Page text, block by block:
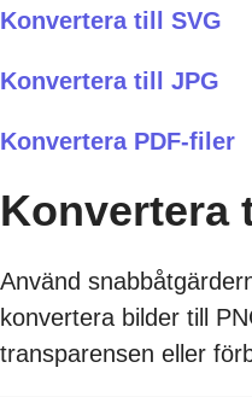
Konvertera till SVG
Konvertera till JPG
Konvertera PDF-filer
Konvertera
Använd
konvertera bilder till
transparensen eller